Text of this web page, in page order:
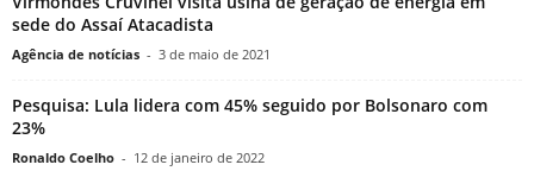
sede do Assaí Atacadista
Agência de notícias - 3 de maio de 2021
Pesquisa: Lula lidera com 45% seguido por Bolsonaro com
23%
Ronaldo Coelho - 12 de janeiro de 2022